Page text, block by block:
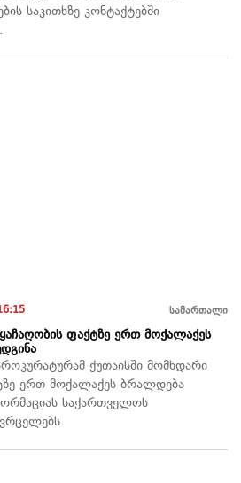
საკითხზე კონტაქტებში
სამართალი
ფაქტზე ერთ მოქალაქეს
ქუთაისში მომხდარი
ერთ მოქალაქეს ბრალდება
საქართველოს